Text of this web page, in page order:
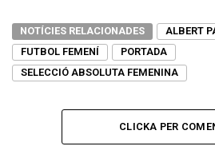
🗓️ Dos partits:
➡️ Dimecres 23
13.00h
➡️ Dissabte 26 d'octubre
#⃣
#SomAndorra
pic.twitter.com/
NOTÍCIES RELACIONADES
ALBERT
FUTBOL FEMENÍ
PORTADA
SELECCIÓ ABSOLUTA FEMENINA
CLICKA PER